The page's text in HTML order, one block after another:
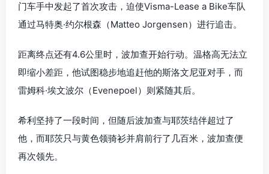
门车手中发起了首次攻击，迫使Visma-Lease a Bike车队
通过马特奥·约尔根森（Matteo Jorgensen）进行追击。
距离终点还有4.6公里时，波加查开始行动。温格高无法立
即缩小差距，他试图稳步地追赶他的斯洛文尼亚对手，而
雷姆科·埃文波尔（Evenepoel）则紧随其后。
希利坚持了一段时间，但随后波加查与耶茨结伴超过了
他，而耶茨只与黄色领骑衫并肩前行了几百米，波加查便
再次领先。